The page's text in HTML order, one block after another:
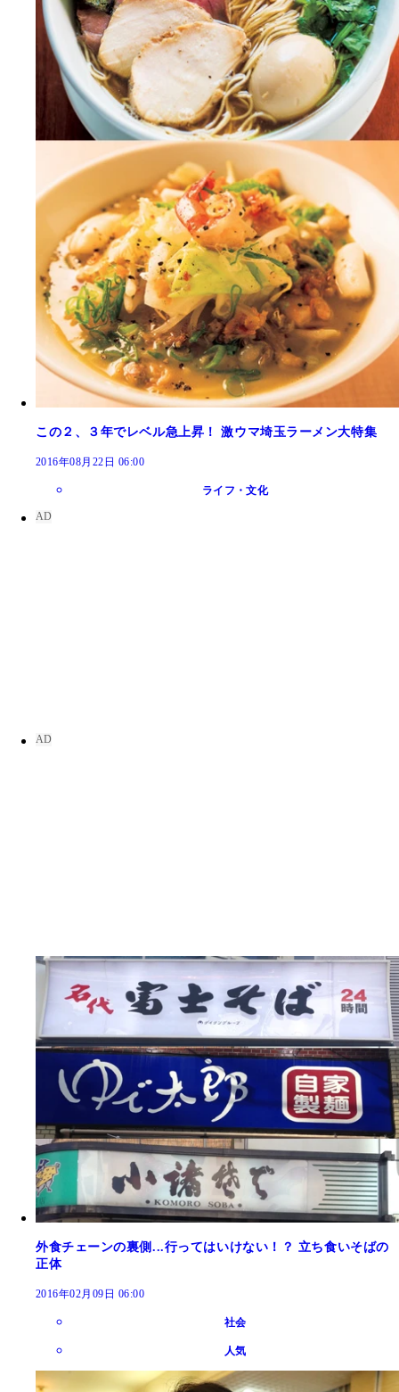
この２、３年でレベル急上昇！ 激ウマ埼玉ラーメン大特集
2016年08月22日 06:00
ライフ・文化
外食チェーンの裏側...行ってはいけない！？ 立ち食いそばの
正体
2016年02月09日 06:00
社会
人気